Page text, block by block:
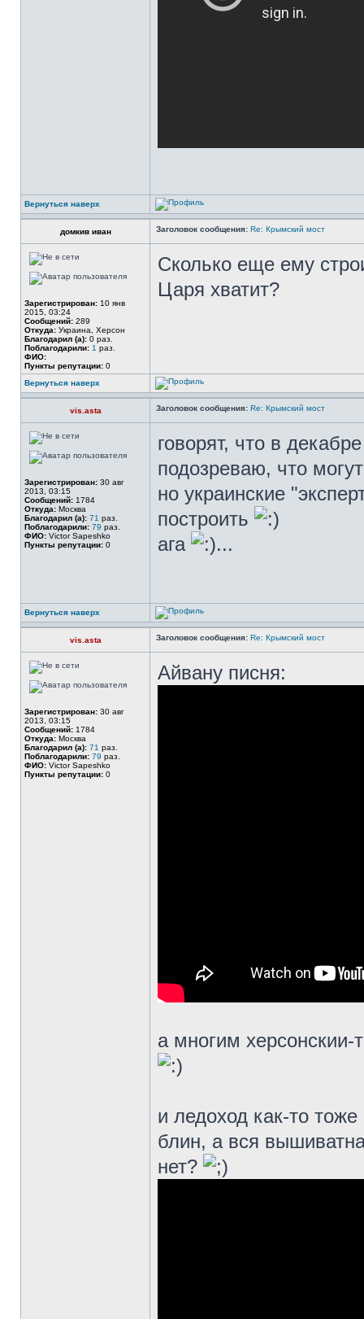
Вернуться наверх
домкив иван Заголовок сообщения: Re: Крымский мост
Зарегистрирован: 10 янв
2015, 03:24
Сообщений: 289
Откуда: Украина, Херсон
Благодарил (а): 0 раз.
Поблагодарили: 1 раз.
ФИО:
Пункты репутации: 0
Сколько еще ему
Царя хватит?
Вернуться наверх
vis.asta Заголовок сообщения: Re: Крымский мост
Зарегистрирован: 30 авг
2013, 03:15
Сообщений: 1784
Откуда: Москва
Благодарил (а): 71 раз.
Поблагодарили: 79 раз.
ФИО: Victor Sapeshko
Пункты репутации: 0
говорят, что в
подозреваю, что
но украинские
построить
ага
...
Вернуться наверх
vis.asta Заголовок сообщения: Re: Крымский мост
Зарегистрирован: 30 авг
2013, 03:15
Сообщений: 1784
Откуда: Москва
Благодарил (а): 71 раз.
Поблагодарили: 79 раз.
ФИО: Victor Sapeshko
Пункты репутации: 0
Айвану писня:
а многим херсонскии-
и ледоход как-то
блин, а вся
нет?